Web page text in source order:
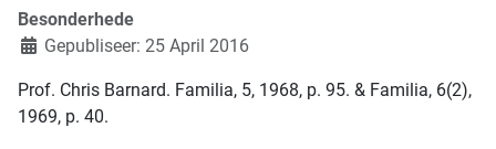
Besonderhede
Gepubliseer: 25 April 2016
Prof. Chris Barnard. Familia, 5, 1968, p. 95. & Familia, 6(2),
1969, p. 40.